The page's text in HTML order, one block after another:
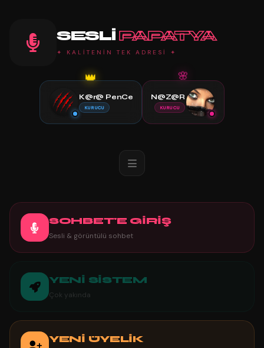
SESLI PAPATYA
✦ KALİTENİN TEK ADRESİ ✦
👑
K@r@ PenCe
KURUCU
🌸
N@Z@R
KURUCU
SOHBET'E GİRİŞ
Sesli & görüntülü sohbet
YENİ SİSTEM
Çok yakında
YENİ ÜYELİK